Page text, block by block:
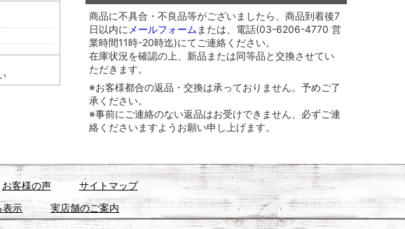
商品に不具合・不良品等がございましたら、商品到着後7
日以内に メールフォーム または、電話(03-6206-4770 営
業時間11時-20時迄)にてご連絡ください。
在庫状況を確認の上、新品または同等品と交換させてい
ただきます。
※お客様都合の返品・交換は承っておりません。予めご了
承ください。
※事前にご連絡のない返品はお受けできません、必ずご連
絡くださいますようお願い申し上げます。
お客様の声
サイトマップ
表示 実店舗のご案内